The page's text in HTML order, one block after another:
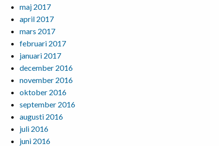
maj 2017
april 2017
mars 2017
februari 2017
januari 2017
december 2016
november 2016
oktober 2016
september 2016
augusti 2016
juli 2016
juni 2016